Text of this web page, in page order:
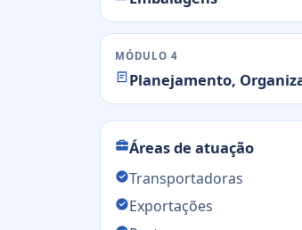
MÓDULO 4
Planejamento,
Áreas de atuação
Transportadoras
Exportações